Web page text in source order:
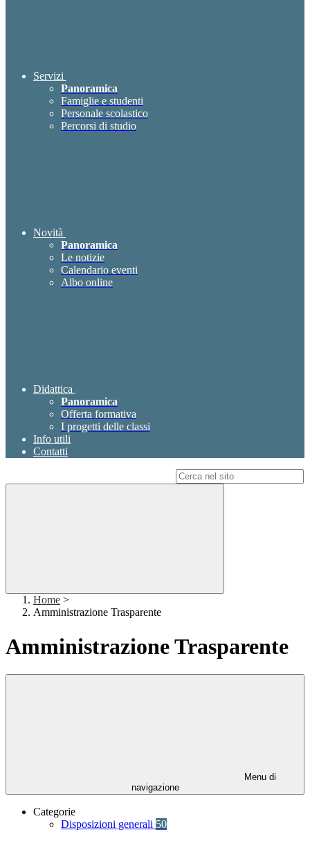
Servizi
Panoramica
Famiglie e studenti
Personale scolastico
Percorsi di studio
Novità
Panoramica
Le notizie
Calendario eventi
Albo online
Didattica
Panoramica
Offerta formativa
I progetti delle classi
Info utili
Contatti
Home >
Amministrazione Trasparente
Amministrazione Trasparente
Menu di
navigazione
Categorie
Disposizioni generali 50